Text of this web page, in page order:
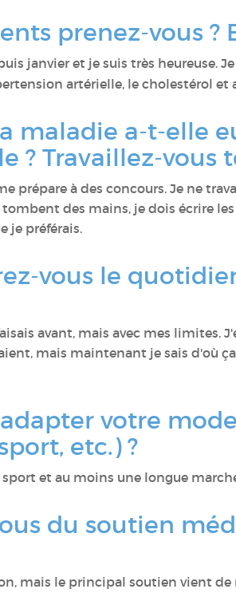
prenez-vous ?
janvier et je suis très heureuse.
artérielle, le cholestérol et
maladie a-t-elle
? Travaillez-vous
prépare à des concours. Je ne
tombent des mains, je dois écrire
je préférais.
vous le
avant, mais avec mes limites.
mais maintenant je sais d'où
votre
etc.) ?
sport et au moins une longue
du soutien
mais le principal soutien vient